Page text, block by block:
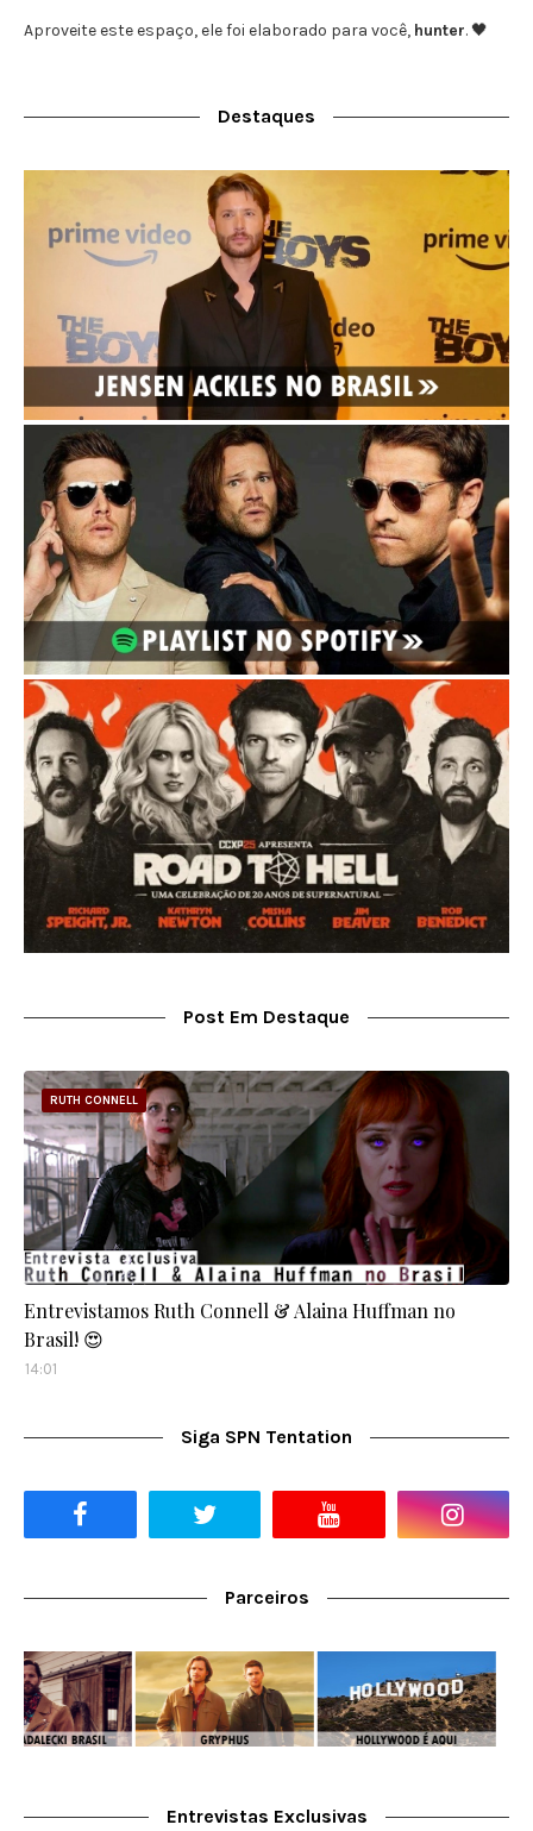
Aproveite este espaço, ele foi elaborado para você, hunter. 🖤
Destaques
Post Em Destaque
RUTH CONNELL
Entrevistamos Ruth Connell & Alaina Huffman no
Brasil! 😍
14:01
Siga SPN Tentation
Parceiros
Entrevistas Exclusivas